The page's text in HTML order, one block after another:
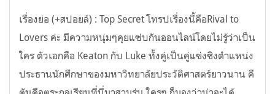
เรื่องย่อ (+สปอยล์) : Top Secret โทรปเรื่องนี้คือRival to
Lovers ค่ะ มีความหนุ่มๆคุยแซ่บกันออนไลน์โดยไม่รู้ว่าเป็น
ใคร ตัวเอกคือ Keaton กับ Luke ทั้งคู่เป็นคู่แข่งชิงตำแหน่ง
ประธานนักศึกษาของมหาวิทยาลัยประวัติศาสตร์ยาวนาน คี